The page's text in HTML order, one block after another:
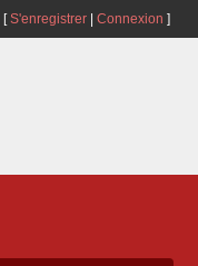
[S'enregistrer| Connexion ]